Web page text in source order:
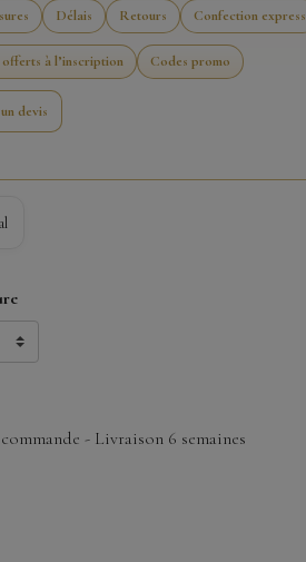
Délais Retours Confection express
à l’inscription Codes promo
devis
- Livraison 6 semaines